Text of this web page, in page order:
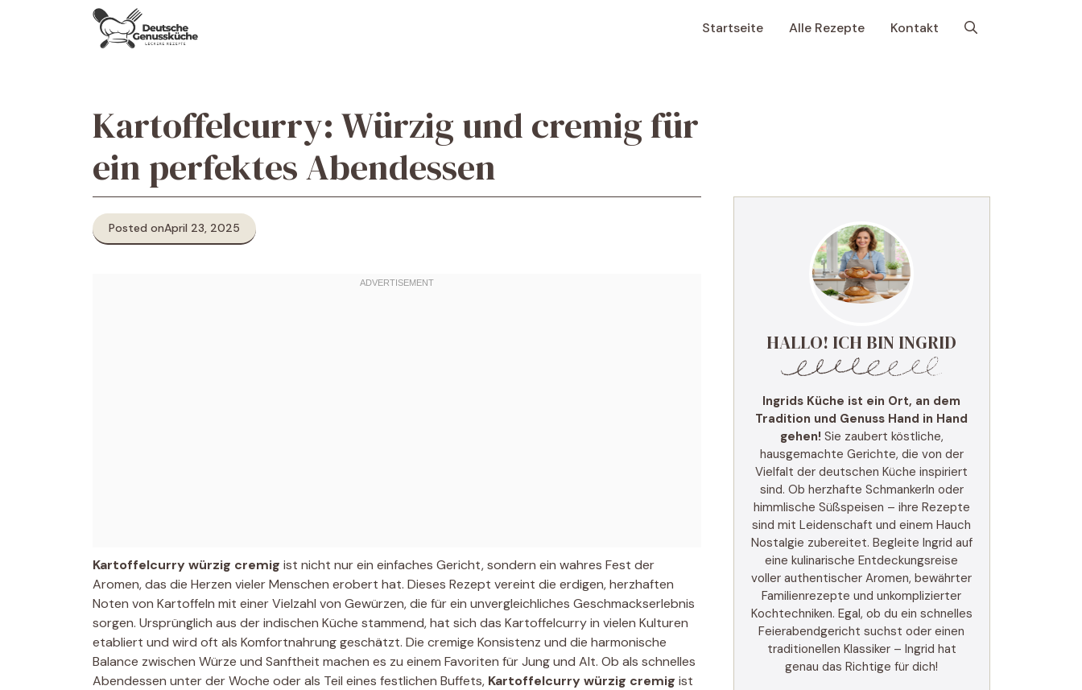
Startseite Alle Rezepte Kontakt
Kartoffelcurry: Würzig und cremig für
ein perfektes Abendessen
Posted onApril 23, 2025
Kartoffelcurry würzig cremig ist nicht nur ein einfaches Gericht, sondern ein wahres Fest der
Aromen, das die Herzen vieler Menschen erobert hat. Dieses Rezept vereint die erdigen, herzhaften
Noten von Kartoffeln mit einer Vielzahl von Gewürzen, die für ein unvergleichliches Geschmackserlebnis
sorgen. Ursprünglich aus der indischen Küche stammend, hat sich das Kartoffelcurry in vielen Kulturen
etabliert und wird oft als Komfortnahrung geschätzt. Die cremige Konsistenz und die harmonische
Balance zwischen Würze und Sanftheit machen es zu einem Favoriten für Jung und Alt. Ob als schnelles
Abendessen unter der Woche oder als Teil eines festlichen Buffets, Kartoffelcurry würzig cremig ist
HALLO! ICH BIN INGRID
Ingrids Küche ist ein Ort, an dem
Tradition und Genuss Hand in Hand
gehen! Sie zaubert köstliche,
hausgemachte Gerichte, die von der
Vielfalt der deutschen Küche inspiriert
sind. Ob herzhafte Schmankerln oder
himmlische Süßspeisen – ihre Rezepte
sind mit Leidenschaft und einem Hauch
Nostalgie zubereitet. Begleite Ingrid auf
eine kulinarische Entdeckungsreise
voller authentischer Aromen, bewährter
Familienrezepte und unkomplizierter
Kochtechniken. Egal, ob du ein schnelles
Feierabendgericht suchst oder einen
traditionellen Klassiker – Ingrid hat
genau das Richtige für dich!